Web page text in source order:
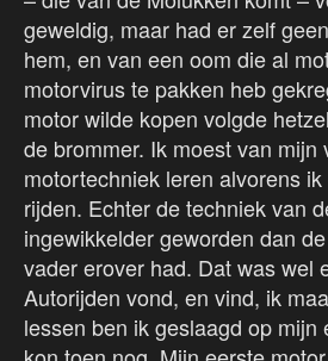
geweldig, maar had er zelf
hem, en van een oom die al
motorvirus te pakken heb
motor wilde kopen volgde
de brommer. Ik moest van mijn
motortechniek leren alvorens
rijden. Echter de techniek van
ingewikkelder geworden dan
vader erover had. Dat was wel
Autorijden vond, en vind, ik
lessen ben ik geslaagd op mijn